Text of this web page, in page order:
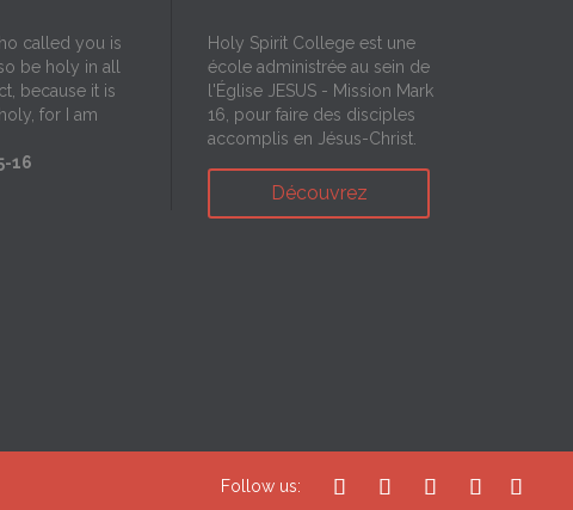
called you is
be holy in all
because it is
for I am
16
Holy Spirit College est une
école administrée au sein de
l'Église JESUS - Mission Mark
16, pour faire des disciples
accomplis en Jésus-Christ.
Découvrez
Follow us:     